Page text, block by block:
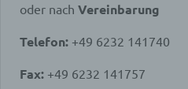
oder nachVereinbarung
Telefon: +49 6232 141740
Fax: +49 6232 141757